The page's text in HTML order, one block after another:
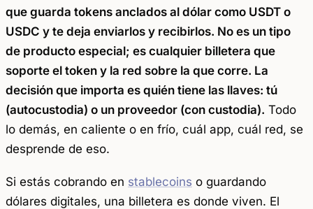
que guarda tokens anclados al dólar como USDT o
USDC y te deja enviarlos y recibirlos. No es un tipo
de producto especial; es cualquier billetera que
soporte el token y la red sobre la que corre. La
decisión que importa es quién tiene las llaves: tú
(autocustodia) o un proveedor (con custodia). Todo
lo demás, en caliente o en frío, cuál app, cuál red, se
desprende de eso.
Si estás cobrando en stablecoins o guardando
dólares digitales, una billetera es donde viven. El